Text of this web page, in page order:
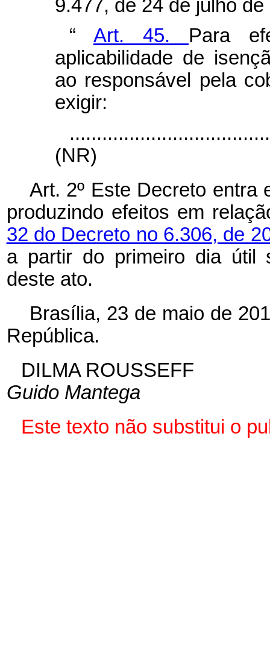
9.477, de 24 de julho de
“ Art. 45. Para
aplicabilidade de
ao responsável pela
exigir:
(NR)
Art. 2º Este Decreto entra
produzindo efeitos em
32 do Decreto no 6.306, de
a partir do primeiro dia útil
deste ato.
Brasília, 23 de maio de
República.
DILMA ROUSSEFF
Guido Mantega
Este texto não substitui o